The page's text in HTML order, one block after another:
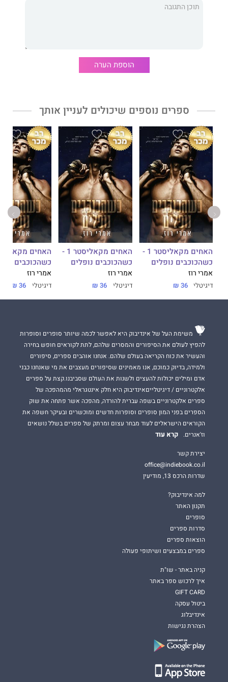
ובכל זאת, אני מוצאת את עצמי בסטוץ של קיץ, ללא שום מחויבות,
מקולקלת, המצב נוטה להיות... בעייתי.
***
כשהיינו הכולהוא סיפור בסגנון מאויבים לאוהבים. רידג׳ ואיווי
יכבשו את ליבכם במלחמת הרגשות המסחררת שמתרחשת ביניהם.
המעבר משנאה מוחלטת לאהבה טוטאלית מעולם לא היה סוחף,
מהפנט ומרגש כמו הספר הרביעי בסדרתהאחים מקאליסטר
אמרי רוזהיא סופרת שרוקמת רומנטיקה ורגישות בסיפוריה. בעולם
היא קוצרת תשבחות רבות, ובישראל הפכו ספריה לרבי־מכר מסחררים.
עד כה תורגמו לעברית ספריה:פרא,כאוס,כשהכוכבים נופלים,
כשהסערה פורצת,כשהיינו פראייםומתחת ליופי
דבר עורכת האתר:
מעורר להט, כעס, עצבות, אהבה ותשוקה.
הוספת הערה
ספרים נוספים שיכולים לעניין אותך
האחים מקאליסטר 1 -
כשהכוכבים נופלים
אמרי רוז
דיגיטלי 36 ₪
האחים מקאליסטר 1 -
כשהכוכבים נופלים
אמרי רוז
דיגיטלי 36 ₪
כשהכוכבים
אמרי רוז
דיגיטלי 36 ₪
משימת העל של אינדיבוק היא לאפשר לכמה שיותר סופרים וסופרות
להפיץ לעולם את הסיפורים והמסרים שלהם, לתת לקוראים חופש בחירה
והעשיר את כוח הקריאה בעולם שלהם. אנחנו אוהבים ספרים, סיפורים
ולמידה, בדיוק כמוכם, אנו מאמינים שסיפורים מעצבים את מי שאנחנו כבני
אדם ומילים יכולות להעצים ולשנות את העולם שסביבנו.קצת על ספרים
אלקטרוניים / דיגיטלייםאינדיבוק היא חלק אינטגראלי מהמהפכה של
ספרים אלקטרוניים בשפה עברית להורדה, מהפכה אשר פתחה את שוק
הספרים בפני המון סופרים וסופרות חדשים ומוכשרים ובעיקר חשפה את
הקוראים הישראלים לעוד מבחר עצום ומרתק של ספרים בשלל נושאים
וז'אנרים.
קרא עוד
יצירת קשר
office@indiebook.co.il
שדרות הרכס 13, מודיעין
למה אינדיבוק?
תקנון האתר
סופרים
סדרות ספרים
הוצאות ספרים
ספרים במבצעים ושיתופי פעולה
קניה באתר - שו"ת
איך לרכוש ספר באתר
GIFT CARD
ביטול עסקה
אינדיבלוג
הצהרת נגישות